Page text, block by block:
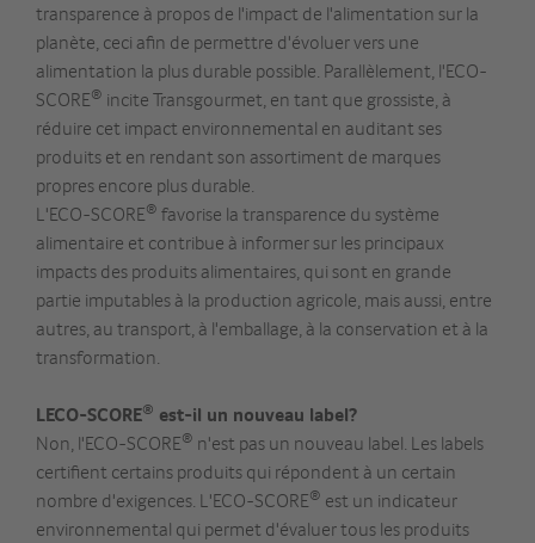
transparence à propos de l'impact de l'alimentation sur la
planète, ceci afin de permettre d'évoluer vers une
alimentation la plus durable possible. Parallèlement, l'ECO-
SCORE® incite Transgourmet, en tant que grossiste, à
réduire cet impact environnemental en auditant ses
produits et en rendant son assortiment de marques
propres encore plus durable.
L'ECO-SCORE® favorise la transparence du système
alimentaire et contribue à informer sur les principaux
impacts des produits alimentaires, qui sont en grande
partie imputables à la production agricole, mais aussi, entre
autres, au transport, à l'emballage, à la conservation et à la
transformation.
LECO-SCORE® est-il un nouveau label?
Non, l'ECO-SCORE® n'est pas un nouveau label. Les labels
certifient certains produits qui répondent à un certain
nombre d'exigences. L'ECO-SCORE® est un indicateur
environnemental qui permet d'évaluer tous les produits